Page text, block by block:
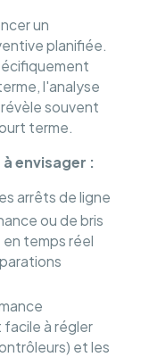
un
planifiée.
l'analyse
souvent
terme.
envisager :
arrêts de ligne
ou de bris
temps réel
à régler
et les